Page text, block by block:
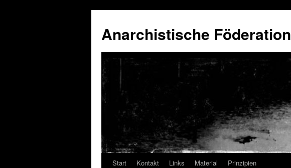
Anarchistische Föderation
ZumStart Kontakt Links Material Prinzipien